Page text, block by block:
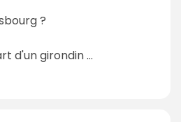
?
d'un girondin ...